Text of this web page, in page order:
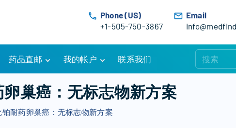
Phone (US)
+1-505-750-3867
Email
药品直邮
购物车
订单追踪
优惠活动
我的帐户
账户详情
我的订单
联系我们
巢癌：无标志物新方案
耐药卵巢癌：无标志物新方案